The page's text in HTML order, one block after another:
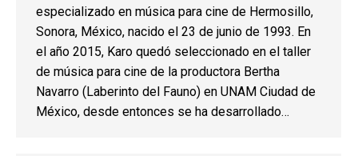
especializado en música para cine de Hermosillo,
Sonora, México, nacido el 23 de junio de 1993. En
el año 2015, Karo quedó seleccionado en el taller
de música para cine de la productora Bertha
Navarro (Laberinto del Fauno) en UNAM Ciudad de
México, desde entonces se ha desarrollado…